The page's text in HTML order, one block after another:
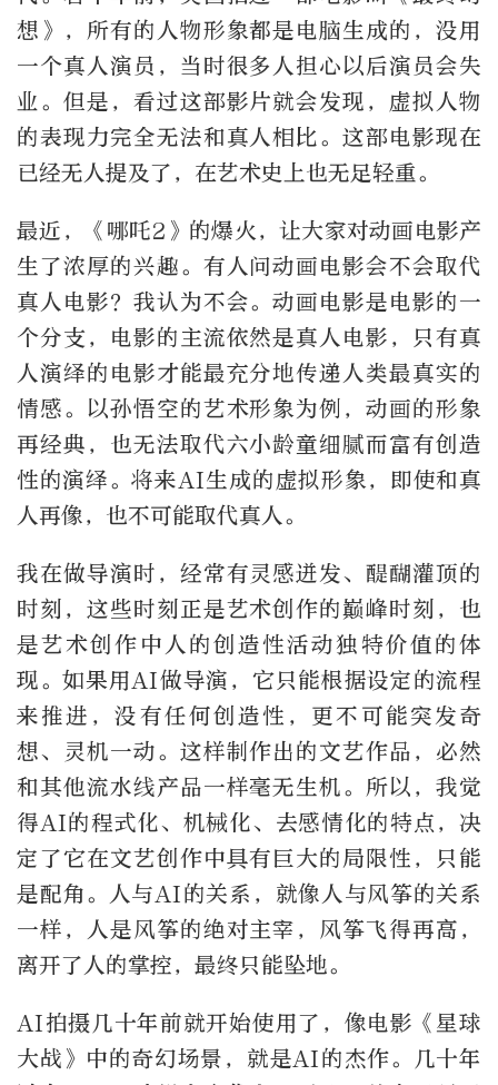
想》，所有的人物形象都是电脑生成的，没用
一个真人演员，当时很多人担心以后演员会失
业。但是，看过这部影片就会发现，虚拟人物
的表现力完全无法和真人相比。这部电影现在
已经无人提及了，在艺术史上也无足轻重。
最近，《哪吒2》的爆火，让大家对动画电影产
生了浓厚的兴趣。有人问动画电影会不会取代
真人电影？我认为不会。动画电影是电影的一
个分支，电影的主流依然是真人电影，只有真
人演绎的电影才能最充分地传递人类最真实的
情感。以孙悟空的艺术形象为例，动画的形象
再经典，也无法取代六小龄童细腻而富有创造
性的演绎。将来AI生成的虚拟形象，即使和真
人再像，也不可能取代真人。
我在做导演时，经常有灵感迸发、醍醐灌顶的
时刻，这些时刻正是艺术创作的巅峰时刻，也
是艺术创作中人的创造性活动独特价值的体
现。如果用AI做导演，它只能根据设定的流程
来推进，没有任何创造性，更不可能突发奇
想、灵机一动。这样制作出的文艺作品，必然
和其他流水线产品一样毫无生机。所以，我觉
得AI的程式化、机械化、去感情化的特点，决
定了它在文艺创作中具有巨大的局限性，只能
是配角。人与AI的关系，就像人与风筝的关系
一样，人是风筝的绝对主宰，风筝飞得再高，
离开了人的掌控，最终只能坠地。
AI拍摄几十年前就开始使用了，像电影《星球
大战》中的奇幻场景，就是AI的杰作。几十年